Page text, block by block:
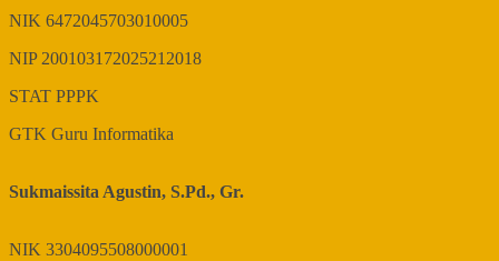
NIK 6472045703010005
NIP200103172025212018
STAT PPPK
GTK Guru Informatika
Sukmaissita Agustin, S.Pd., Gr.
NIK 3304095508000001